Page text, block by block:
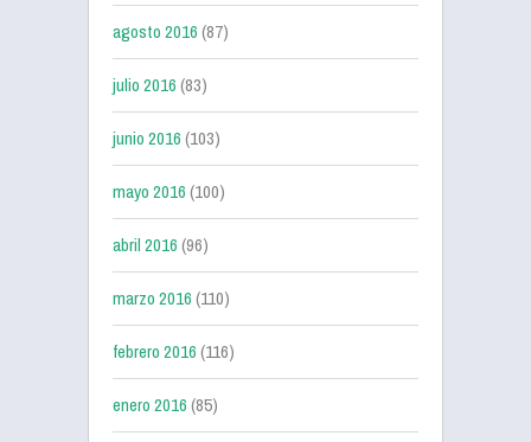
agosto 2016(87)
julio 2016(83)
junio 2016(103)
mayo 2016(100)
abril 2016(96)
marzo 2016(110)
febrero 2016(116)
enero 2016(85)